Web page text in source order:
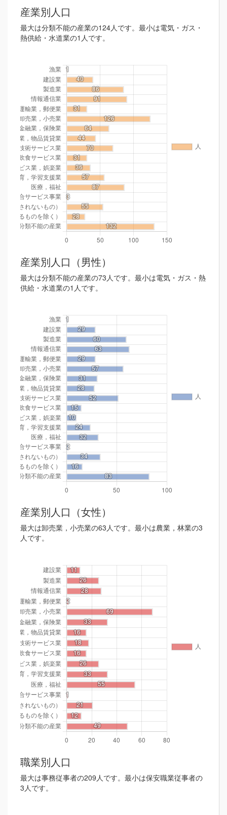
産業別人口
最大は分類不能の産業の124人です。最小は電気・ガス・
熱供給・水道業の1人です。
産業別人口（男性）
最大は分類不能の産業の73人です。最小は電気・ガス・熱
供給・水道業の1人です。
産業別人口（女性）
最大は卸売業，小売業の63人です。最小は農業，林業の3
人です。
職業別人口
最大は事務従事者の209人です。最小は保安職業従事者の
3人です。